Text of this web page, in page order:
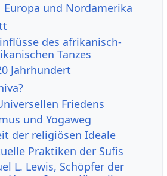
Europa und Nordamerika
des afrikanisch-
Tanzes
Jahrhundert
Friedens
und Yogaweg
der religiösen Ideale
Praktiken der Sufis
L. Lewis, Schöpfer der